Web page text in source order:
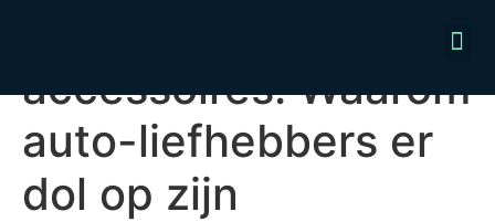
accessoires: Waarom
auto-liefhebbers er
dol op zijn